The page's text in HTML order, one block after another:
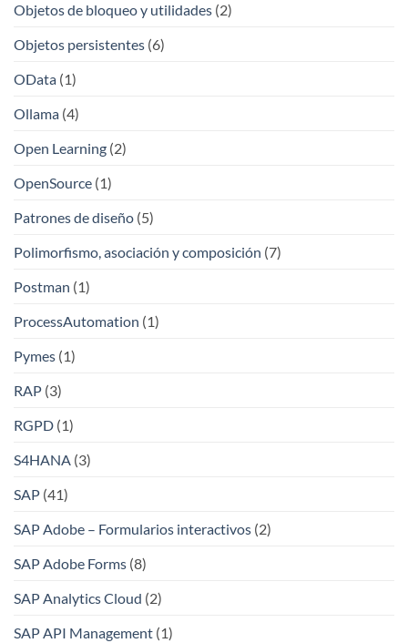
Objetos de bloqueo y utilidades (2)
Objetos persistentes (6)
OData (1)
Ollama (4)
Open Learning (2)
OpenSource (1)
Patrones de diseño (5)
Polimorfismo, asociación y composición (7)
Postman (1)
ProcessAutomation (1)
Pymes (1)
RAP (3)
RGPD (1)
S4HANA (3)
SAP (41)
SAP Adobe – Formularios interactivos (2)
SAP Adobe Forms (8)
SAP Analytics Cloud (2)
SAP API Management (1)